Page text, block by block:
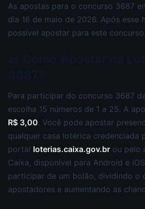
As apostas para o concurso 3687
dia 16 de maio de 2026. Após esse
possível apostar para este concurso.
Para participar do concurso 3687
escolha 15 números de 1 a 25. A
R$ 3,00. Você pode apostar
qualquer casa lotérica credenciada
portal loterias.caixa.gov.br ou pelo
Caixa, disponível para Android e
participar de um bolão, dividindo o
apostadores e aumentando as